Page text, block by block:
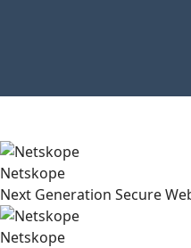
Netskope
Next Generation Secure
Netskope